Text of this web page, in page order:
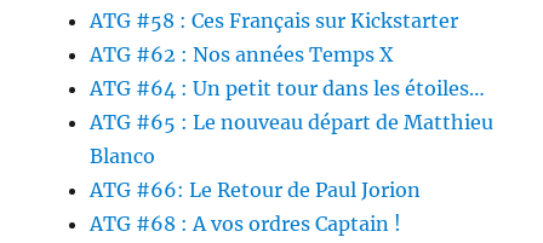
ATG #58 : Ces Français sur Kickstarter
ATG #62 : Nos années Temps X
ATG #64 : Un petit tour dans les étoiles…
ATG #65 : Le nouveau départ de Matthieu
Blanco
ATG #66: Le Retour de Paul Jorion
ATG #68 : A vos ordres Captain !